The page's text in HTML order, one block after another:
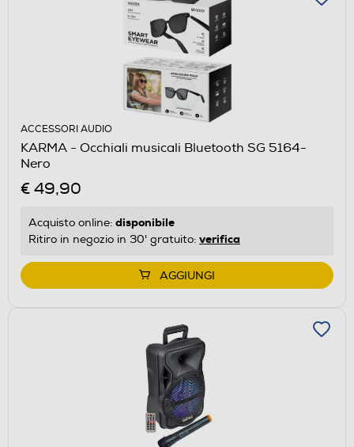
ACCESSORI AUDIO
KARMA - Occhiali musicali Bluetooth SG 5164-
Nero
€ 49,90
Acquisto online: disponibile
Ritiro in negozio in 30' gratuito: verifica
AGGIUNGI